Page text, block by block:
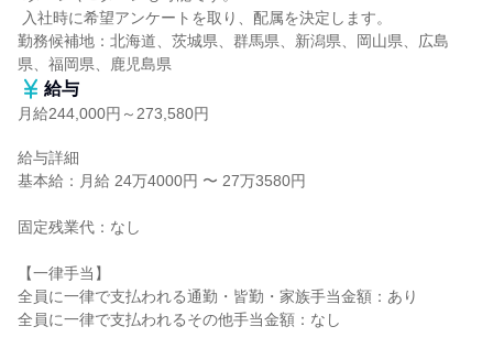
勤務候補地：北海道、茨城県、群馬県、新潟県、岡山県、広島
県、福岡県、鹿児島県
給与
月給244,000円～273,580円
給与詳細
基本給：月給 24万4000円 〜 27万3580円
固定残業代：なし
【一律手当】
全員に一律で支払われる通勤・皆勤・家族手当金額：あり
全員に一律で支払われるその他手当金額：なし